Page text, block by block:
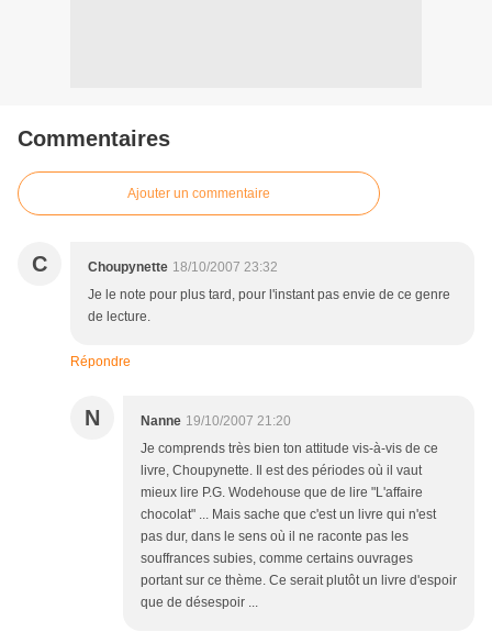
Commentaires
Ajouter un commentaire
C Choupynette 18/10/2007 23:32
Je le note pour plus tard, pour l'instant pas envie de ce genre
de lecture.
Répondre
N Nanne 19/10/2007 21:20
Je comprends très bien ton attitude vis-à-vis de ce
livre, Choupynette. Il est des périodes où il vaut
mieux lire P.G. Wodehouse que de lire "L'affaire
chocolat" ... Mais sache que c'est un livre qui n'est
pas dur, dans le sens où il ne raconte pas les
souffrances subies, comme certains ouvrages
portant sur ce thème. Ce serait plutôt un livre d'espoir
que de désespoir ...